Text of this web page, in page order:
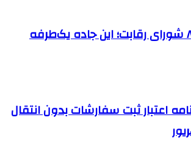
مصوبه ۸۵۶ شورای رقابت؛ این جاده یک‌طرفه
اعتبار ثبت سفارشات بدون انتقال